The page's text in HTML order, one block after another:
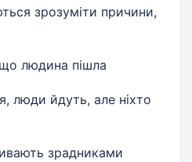
зрозуміти причини,
людина пішла
люди йдуть, але ніхто
зрадниками